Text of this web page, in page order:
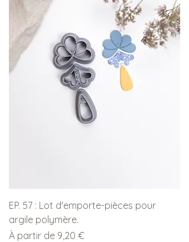
EP. 57 : Lot d'emporte-pièces pour
argile polymère.
À partir de 9,20 €
Prix promotionnel